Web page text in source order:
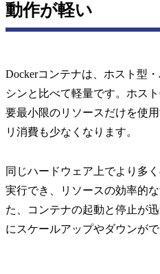
動作が軽い
Dockerコンテナは、ホスト型
シンと比べて軽量です。ホス
要最小限のリソースだけを使
リ消費も少なくなります。
同じハードウェア上でより多
実行でき、リソースの効率的
た、コンテナの起動と停止が
にスケールアップやダウンがで